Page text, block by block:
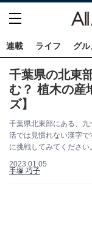
連載 ライフ グル
千葉県の北東
む？ 植木の産
ズ】
千葉県北東部にある、
活では見慣れない漢字
に挑戦してみてください。
2023.01.05
手塚 巧子